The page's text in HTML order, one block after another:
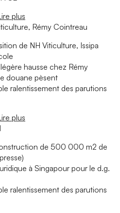
plus
Rémy Cointreau
de NH Viticulture, Issipa
hausse chez Rémy
douane pèsent
ralentissement des parutions
plus
de 500 000 m2 de
à Singapour pour le d.g.
ralentissement des parutions